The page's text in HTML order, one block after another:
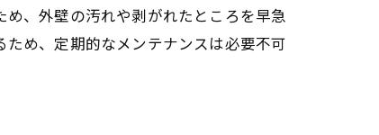
、外壁の汚れや剥がれたところを早急
め、定期的なメンテナンスは必要不可